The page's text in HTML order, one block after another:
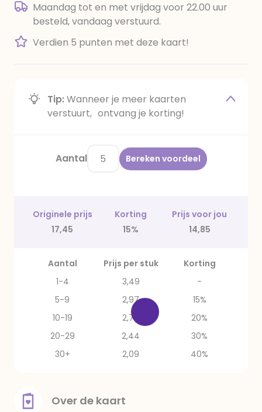
Maandag tot en met vrijdag voor 22.00 uur
besteld, vandaag verstuurd.
Verdien 5 punten met deze kaart!
Tip:Wanneer je meer kaarten
verstuurt, ontvang je korting!
Aantal Bereken voordeel
Originele prijs Korting
Prijs voor jou
17,45
15% 14,85
Aantal Prijs per stuk
Korting
1-4
3,49
-
5-9
2,97
15%
10-19
2,79
20%
20-29
2,44
30%
30+
2,09 40%
Over de kaart